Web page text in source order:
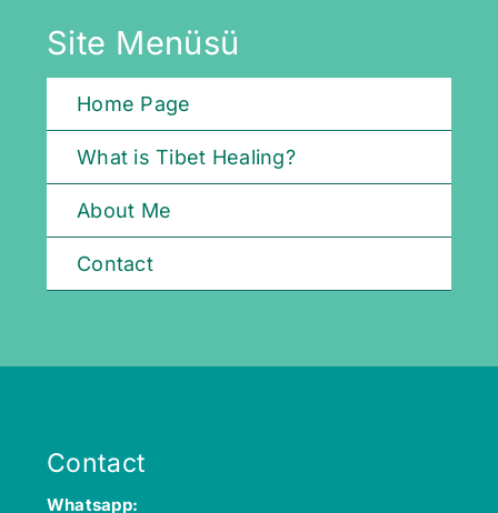
Site Menüsü
Home Page
What is Tibet Healing?
About Me
Contact
Contact
Whatsapp: